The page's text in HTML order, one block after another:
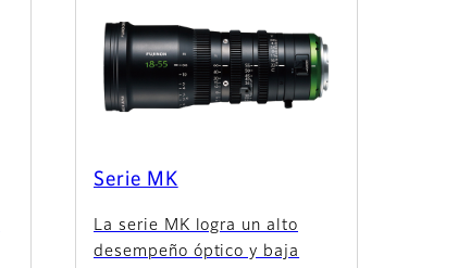
Serie MK
La serie MK logra un alto
desempeño óptico y baja